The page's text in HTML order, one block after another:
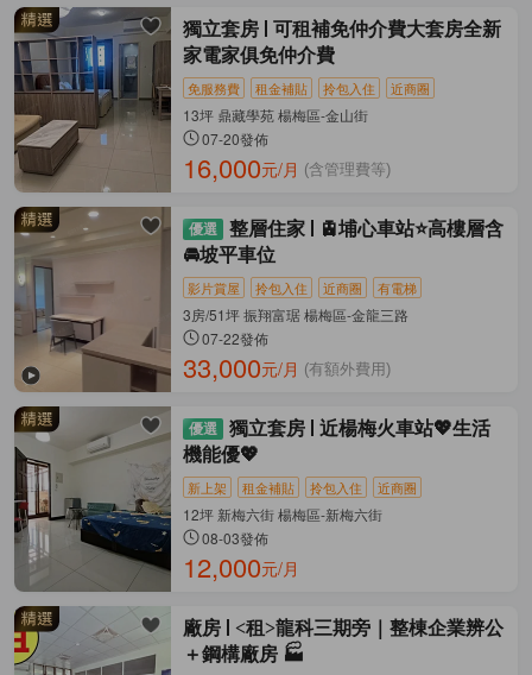
獨立套房
可租補免仲介費大套房全新
家電家俱免仲介費
免服務費 租金補貼 拎包入住 近商圈
13坪 鼎藏學苑 楊梅區-金山街
07-20發佈
16,000元/月 (含管理費等)
整層住家
🚊埔心車站⭐️高樓層含
🚘坡平車位
影片賞屋 拎包入住 近商圈 有電梯
3房/51坪 振翔富琚 楊梅區-金龍三路
07-22發佈
33,000元/月 (有額外費用)
獨立套房
近楊梅火車站💖生活
機能優💖
新上架 租金補貼 拎包入住 近商圈
12坪 新梅六街 楊梅區-新梅六街
08-03發佈
12,000元/月
廠房
<租>龍科三期旁｜整棟企業辨公
＋鋼構廠房 🏭